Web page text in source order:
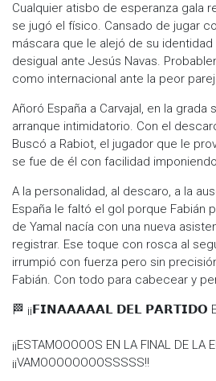
Cualquier atisbo de esperanza gala
se jugó el físico. Cansado de jugar
máscara que le alejó de su identidad
desigual ante Jesús Navas.
como internacional ante la peor
Añoró España a Carvajal, en la grada
arranque intimidatorio. Con el
Buscó a Rabiot, el jugador que le
se fue de él con facilidad
A la personalidad, al descaro, a la
España le faltó el gol porque Fabián
de Yamal nacía con una nueva
registrar. Ese toque con rosca al
irrumpió con fuerza pero sin
Fabián. Con todo para cabecear y
🏁 ¡¡𝗙𝗜𝗡𝗔𝗔𝗔𝗔𝗔𝗟 𝗗𝗘𝗟 𝗣𝗔𝗥𝗧𝗜𝗗𝗢
¡¡ESTAMOOOOOS EN LA FINAL DE LA
¡¡VAMOOOOOOOOSSSSS!!